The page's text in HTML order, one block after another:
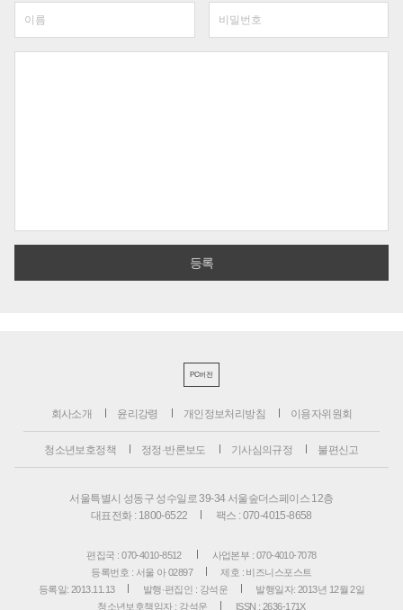
PC버전
회사소개 윤리강령 개인정보처리방침 이용자위원회
청소년보호정책 정정·반론보도 기사심의규정 불편신고
서울특별시 성동구 성수일로 39-34 서울숲더스페이스 12층
대표전화 : 1800-6522
팩스 : 070-4015-8658
편집국 : 070-4010-8512
사업본부 : 070-4010-7078
등록번호 : 서울 아 02897
제호 : 비즈니스포스트
등록일: 2013.11.13
발행·편집인 : 강석운
발행일자: 2013년 12월 2일
청소년보호책임자 : 강석운
ISSN : 2636-171X